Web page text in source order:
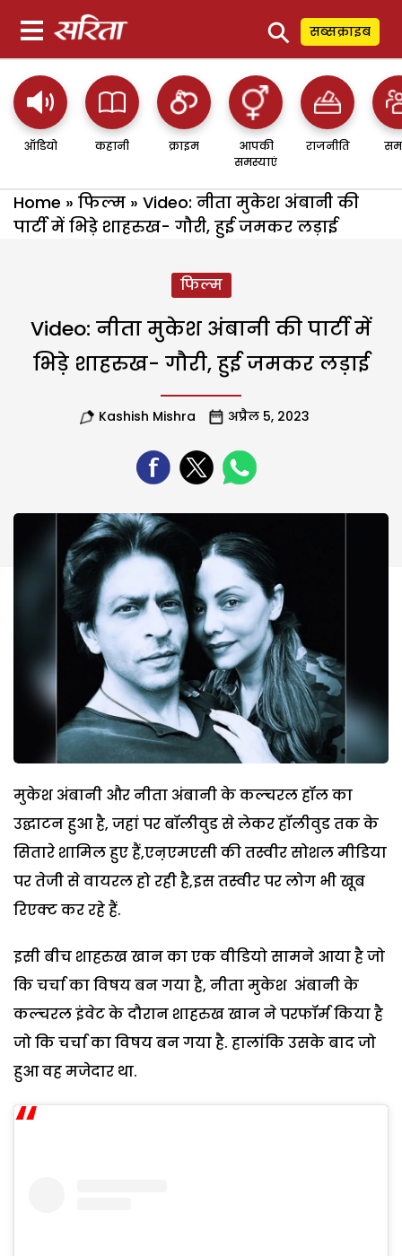
⚲ सब्सक्राइब
ऑडियो कहानी क्राइम
आपकी
समस्याएं
राजनीति
Home » फिल्म » Video: नीता मुकेश अंबानी की
पार्टी में भिड़े शाहरुख- गौरी, हुई जमकर लड़ाई
फिल्म
Video: नीता मुकेश अंबानी की पार्टी में
भिड़े शाहरुख- गौरी, हुई जमकर लड़ाई
Kashish Mishra अप्रैल 5, 2023
मुकेश अंबानी और नीता अंबानी के कल्चरल हॉल का
उद्घाटन हुआ है, जहां पर बॉलीवुड से लेकर हॉलीवुड तक के
सितारे शामिल हुए हैं,एऩएमएसी की तस्वीर सोशल मीडिया
पर तेजी से वायरल हो रही है,इस तस्वीर पर लोग भी खूब
रिएक्ट कर रहे हैं.
इसी बीच शाहरुख खान का एक वीडियो सामने आया है जो
कि चर्चा का विषय बन गया है, नीता मुकेश अंबानी के
कल्चरल इंवेट के दौरान शाहरुख खान ने परफॉर्म किया है
जो कि चर्चा का विषय बन गया है. हालांकि उसके बाद जो
हुआ वह मजेदार था.